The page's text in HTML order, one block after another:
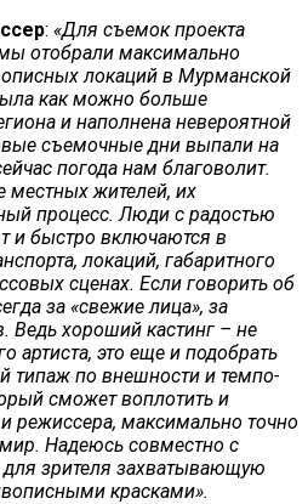
: «Для съемок проекта
отобрали максимально
локаций в Мурманской
как можно больше
и наполнена невероятной
съемочные дни выпали на
погода нам благоволит.
местных жителей, их
процесс. Люди с радостью
и быстро включаются в
локаций, габаритного
сценах. Если говорить об
за «свежие лица», за
Ведь хороший кастинг – не
артиста, это еще и подобрать
типаж по внешности и темпо-
сможет воплотить и
режиссера, максимально точно
Надеюсь совместно с
зрителя захватывающую
красками».